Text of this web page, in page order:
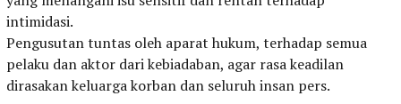
intimidasi.
Pengusutan tuntas oleh aparat hukum, terhadap semua
pelaku dan aktor dari kebiadaban, agar rasa keadilan
dirasakan keluarga korban dan seluruh insan pers.